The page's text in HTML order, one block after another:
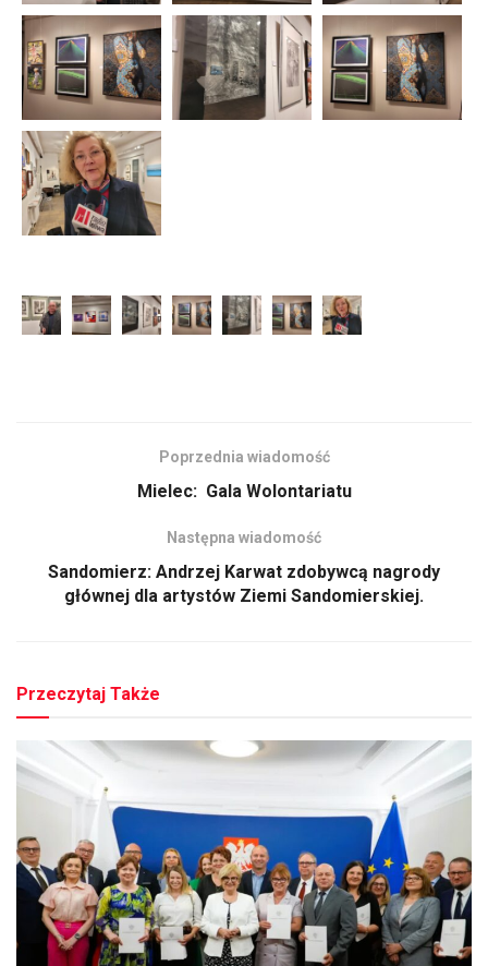
Poprzednia wiadomość
Mielec: Gala Wolontariatu
Następna wiadomość
Sandomierz: Andrzej Karwat zdobywcą nagrody
głównej dla artystów Ziemi Sandomierskiej.
Przeczytaj Także